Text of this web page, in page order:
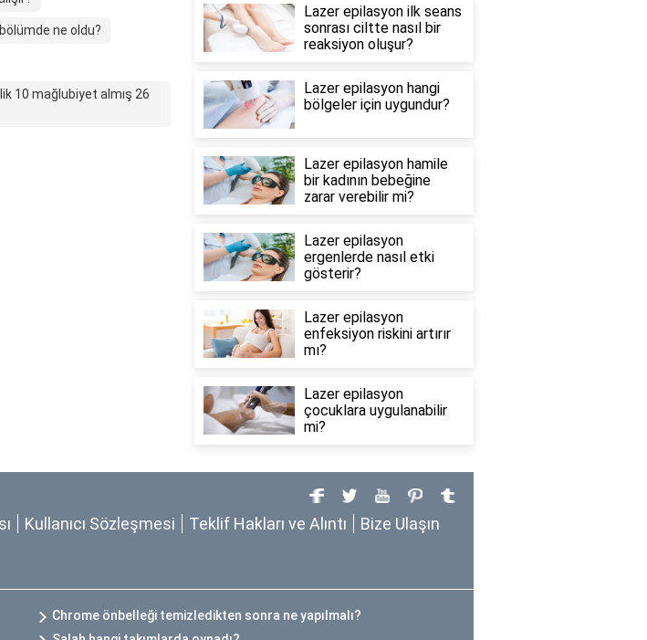
ne oldu?
10 mağlubiyet almış 26
Lazer epilasyon ilk seans
sonrası ciltte nasıl bir
reaksiyon oluşur?
Lazer epilasyon hangi
bölgeler için uygundur?
Lazer epilasyon hamile
bir kadının bebeğine
zarar verebilir mi?
Lazer epilasyon
ergenlerde nasıl etki
gösterir?
Lazer epilasyon
enfeksiyon riskini artırır
mı?
Lazer epilasyon
çocuklara uygulanabilir
mi?
Kullanıcı Sözleşmesi Teklif Hakları ve Alıntı Bize Ulaşın
Chrome önbelleği temizledikten sonra ne yapılmalı?